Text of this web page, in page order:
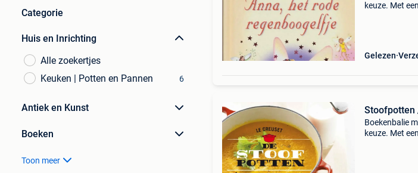
Categorie
Huis en Inrichting
Alle zoekertjes
Keuken | Potten en Pannen
6
Antiek en Kunst
Boeken
Toon meer
keuze. Met
Gelezen
Stoofpotten
Boekenbalie
keuze. Met